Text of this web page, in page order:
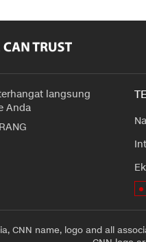
langsung
Anda
CNN name, logo and all